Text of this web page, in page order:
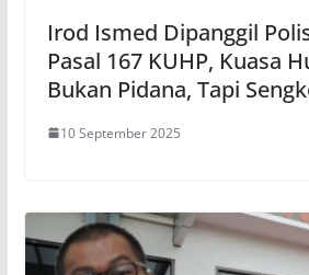
Irod Ismed Dipanggil
Pasal 167 KUHP, Kuasa
Bukan Pidana, Tapi
10 September 2025